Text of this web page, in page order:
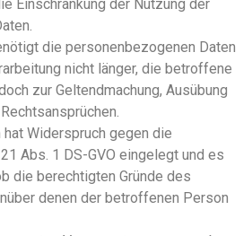
Einschränkung der Nutzung der
die personenbezogenen Daten
nicht länger, die betroffene
zur Geltendmachung, Ausübung
Widerspruch gegen die
Abs. 1 DS-GVO eingelegt und es
die berechtigten Gründe des
denen der betroffenen Person